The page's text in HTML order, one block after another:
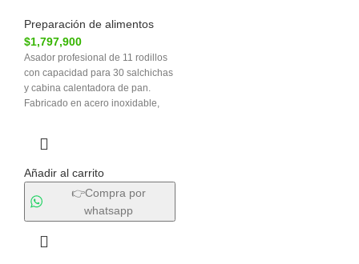
Preparación de alimentos
$1,797,900
Asador profesional de 11 rodillos
con capacidad para 30 salchichas
y cabina calentadora de pan.
Fabricado en acero inoxidable,
Añadir al carrito
👉Compra por
whatsapp